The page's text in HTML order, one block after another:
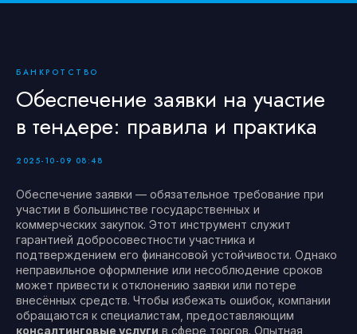
БАНКРОТСТВО
Обеспечение заявки на участие
в тендере: правила и практика
2025-10-09 08:48
Обеспечение заявки — обязательное требование при
участии в большинстве государственных и
коммерческих закупок. Этот инструмент служит
гарантией добросовестности участника и
подтверждением его финансовой устойчивости. Однако
неправильное оформление или несоблюдение сроков
может привести к отклонению заявки или потере
внесённых средств. Чтобы избежать ошибок, компании
обращаются к специалистам, предоставляющим
консалтинговые услуги в сфере торгов. Опытная